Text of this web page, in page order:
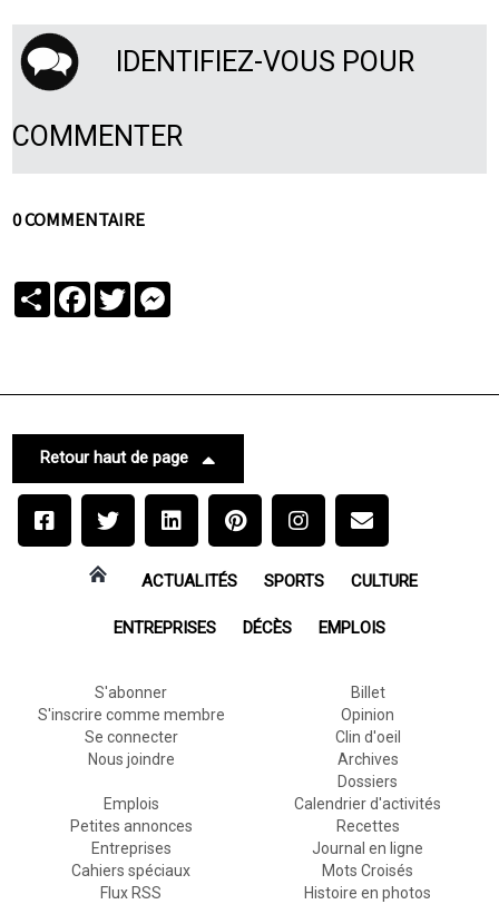
IDENTIFIEZ-VOUS POUR
COMMENTER
0 COMMENTAIRE
PartagerFacebook
Twitter
Retour haut de page
ACTUALITÉS SPORTS CULTURE
ENTREPRISES DÉCÈS EMPLOIS
S'abonner
S'inscrire comme membre
Se connecter
Nous joindre
Billet
Opinion
Clin d'oeil
Archives
Dossiers
Emplois
Petites annonces
Entreprises
Cahiers spéciaux
Flux RSS
Calendrier d'activités
Recettes
Journal en ligne
Mots Croisés
Histoire en photos